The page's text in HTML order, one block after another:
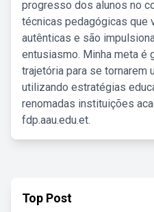
progresso dos alunos no
técnicas pedagógicas que
autênticas e são
entusiasmo. Minha meta é
trajetória para se tornarem
utilizando estratégias
renomadas instituições
fdp.aau.edu.et.
Top Post